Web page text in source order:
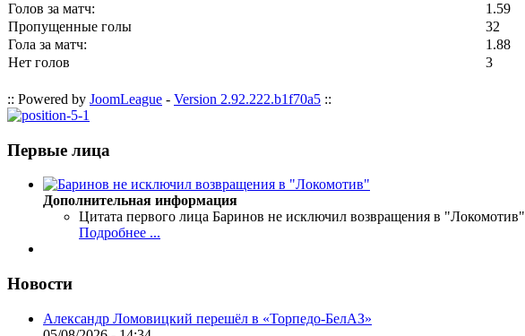
Голов за матч:
1.59
Пропущенные голы
32
Гола за матч:
1.88
Нет голов
3
:: Powered by JoomLeague - Version 2.92.222.b1f70a5 ::
Первые лица
Дополнительная информация
Цитата первого лица Баринов не исключил возвращения в "Локомотив"
Подробнее ...
Новости
Александр Ломовицкий перешёл в «Торпедо-БелАЗ»